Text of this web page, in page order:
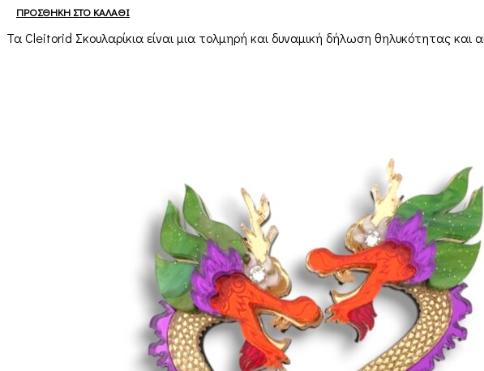
ΠΡΟΣΘΉΚΗ ΣΤΟ ΚΑΛΆΘΙ
Τα Cleitorid Σκουλαρίκια είναι μια τολμηρή και δυναμική δήλωση θηλυκότητας